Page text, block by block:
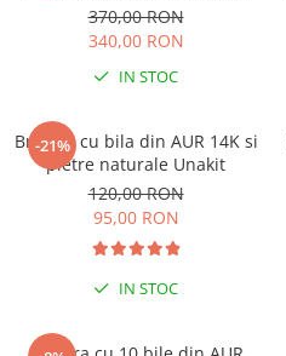
370,00 RON
340,00 RON
IN STOC
-21%
Bratara cu bila din AUR 14K si
pietre naturale Unakit
120,00 RON
95,00 RON
IN STOC